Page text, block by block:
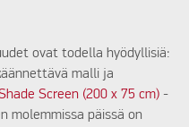
ovat todella hyödyllisiä:
malli ja
Screen (200 x 75 cm) -
molemmissa päissä on